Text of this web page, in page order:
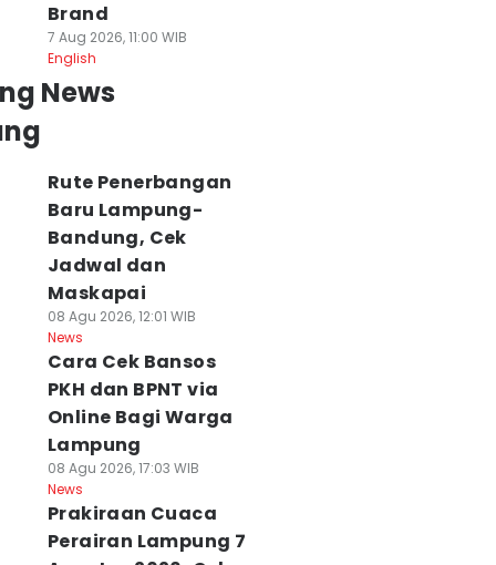
Brand
7 Aug 2026, 11:00 WIB
English
News
Rute Penerbangan
Baru Lampung-
Bandung, Cek
Jadwal dan
Maskapai
08 Agu 2026, 12:01 WIB
News
Cara Cek Bansos
PKH dan BPNT via
Online Bagi Warga
Lampung
08 Agu 2026, 17:03 WIB
News
Prakiraan Cuaca
Perairan Lampung 7